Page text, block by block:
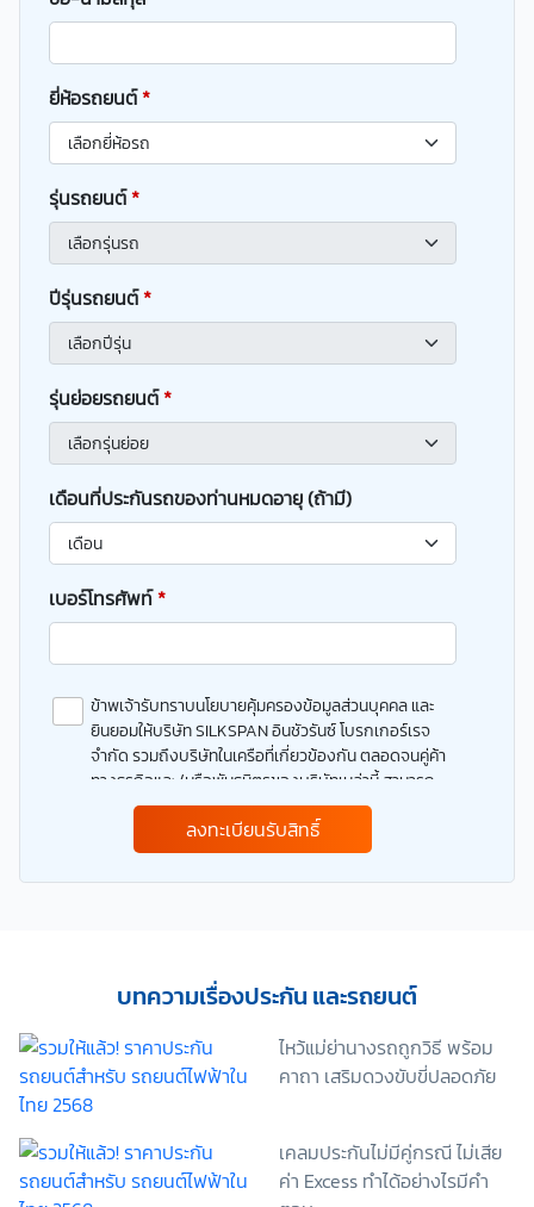
ยี่ห้อรถยนต์*
รุ่นรถยนต์*
ปีรุ่นรถยนต์*
รุ่นย่อยรถยนต์*
เดือนที่ประกันรถของท่านหมดอายุ (ถ้ามี)
เบอร์โทรศัพท์*
ข้าพเจ้ารับทราบนโยบายคุ้มครองข้อมูลส่วนบุคคล และ
ยินยอมให้บริษัท SILKSPAN อินชัวรันซ์ โบรกเกอร์เรจ
จำกัด รวมถึงบริษัทในเครือที่เกี่ยวข้องกัน ตลอดจนคู่ค้า
ทางธุรกิจและ/หรือพันธมิตรของบริษัทเหล่านี้ สามารถ
เก็บ ใช้ และ/หรือ เปิดเผยข้อมูลส่วนบุคคลและข้อมูลส่วน
บุคคลที่มีความอ่อนไหวของข้าพเจ้า เพื่อวัตถุประสงค์ใน
การดำเนินการติดต่อและนำเสนอข้อมูลสำหรับการขาย
ผลิตภัณฑ์ การจัดทำรายการส่งเสริมการขายและการ
อื่นๆ ท่านสามารถอ่านรายละเอียดนโยบายคุ้มครองข้อมูล
ส่วนบุคคลและสิทธิของเจ้าของข้อมูลส่วนบุคคลได้ที่
ความยินยอม ทั้งนี้ ก่อนการแสดงเจตนา ข้าพเจ้าได้อ่าน
รายละเอียดจากเอกสารชี้แจงข้อมูล หรือได้รับคำอธิบาย
จากหน่วยงานถึงวัตถุประสงค์ในการเก็บรวบรวม ใช้หรือ
และมีความเข้าใจดีแล้ว ข้าพเจ้าให้ความยินยอมหรือปฏิเสธ
ไม่ให้ความยินยอมในเอกสารนี้ด้วยความสมัครใจ
ลงทะเบียนรับสิทธิ์
บทความเรื่องประกัน และรถยนต์
ไหว้แม่ย่านางรถถูกวิธี พร้อม
คาถา เสริมดวงขับขี่ปลอดภัย
เคลมประกันไม่มีคู่กรณี ไม่เสีย
ค่า Excess ทำได้อย่างไรมีคำ